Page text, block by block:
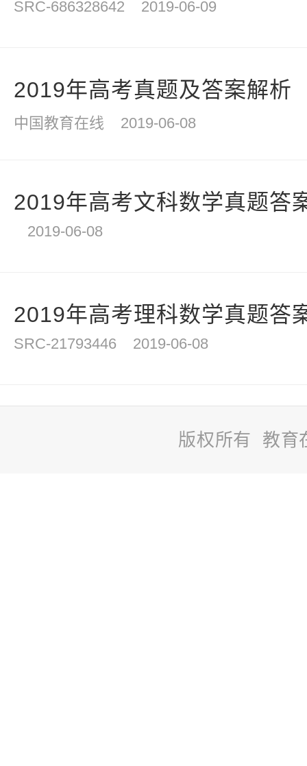
SRC-686328642 2019-06-09
2019年高考真题及答案解析
中国教育在线 2019-06-08
2019年高考文科数学真题答
2019-06-08
2019年高考理科数学真题答
SRC-21793446 2019-06-08
版权所有 教育